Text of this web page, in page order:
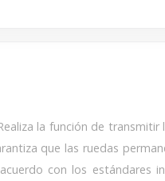
la función de
que las ruedas
con los estándares